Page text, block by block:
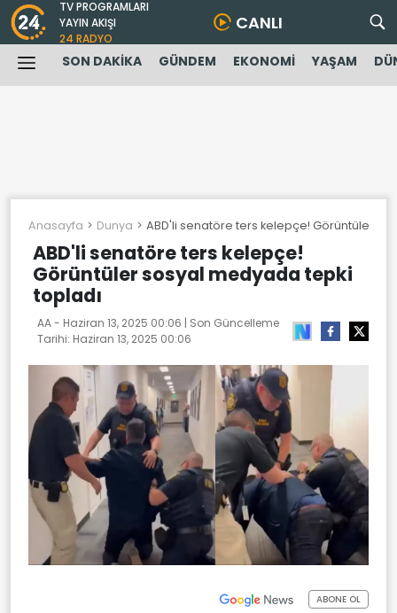
TV PROGRAMLARI
YAYIN AKIŞI
24 RADYO
CANLI
SON DAKİKA GÜNDEM EKONOMİ YAŞAM
Anasayfa Dunya ABD'li senatöre ters kelepçe! Görüntüler
ABD'li senatöre ters kelepçe!
Görüntüler sosyal medyada tepki
topladı
AA - Haziran 13, 2025 00:06 | Son Güncelleme
Tarihi: Haziran 13, 2025 00:06
ABONE OL